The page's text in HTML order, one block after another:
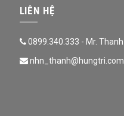
LIÊN HỆ
0899.340.333 - Mr. Thanh
nhn_thanh@hungtri.com